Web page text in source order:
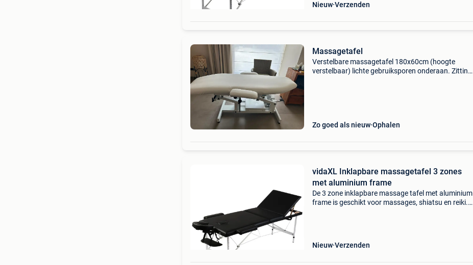
Nieuw Verzenden
Massagetafel
Verstelbare massagetafel 180x60cm (hoogte
verstelbaar) lichte gebruiksporen onderaan. Zitting
Zo goed als nieuw Ophalen
vidaXL Inklapbare massagetafel 3 zones
met aluminium frame
De 3 zone inklapbare massage tafel met aluminium
frame is geschikt voor massages, shiatsu en reiki.
Nieuw Verzenden